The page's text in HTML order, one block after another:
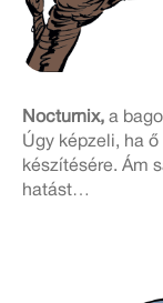
Nocturnix, a
Úgy képzeli, ha
készítésére. Ám
hatást…